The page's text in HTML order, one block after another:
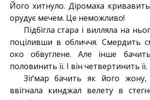
Його хитнуло. Діромаха
орудує мечем. Це неможливо!
Підбігла стара і вилляла на
поціливши в обличчя. Смердить
око обвуглене. Але інше
половинить її. І він четвертинить її.
Зіґмар бачить як його
ввігнала кинджал велету в